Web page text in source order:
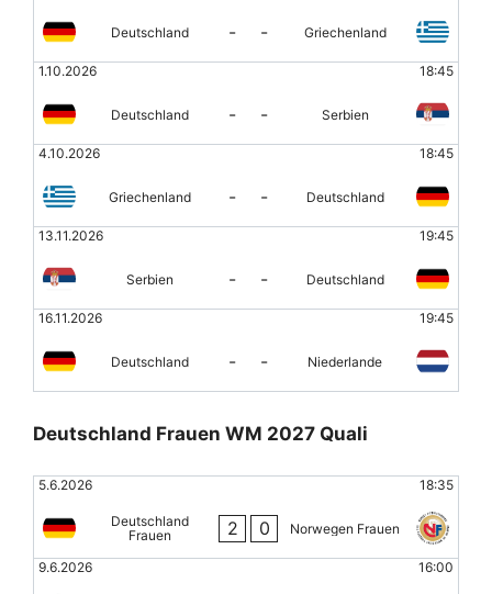
Deutschland - - Griechenland
1.10.2026 18:45
Deutschland - - Serbien
4.10.2026 18:45
Griechenland - - Deutschland
13.11.2026 19:45
Serbien - - Deutschland
16.11.2026 19:45
Deutschland - - Niederlande
Deutschland Frauen WM 2027 Quali
5.6.2026 18:35
Deutschland
Frauen
2 0 Norwegen Frauen
9.6.2026 16:00